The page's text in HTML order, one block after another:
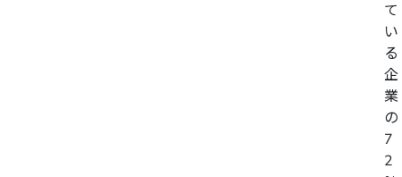
て
い
る
企
業
の
7
2